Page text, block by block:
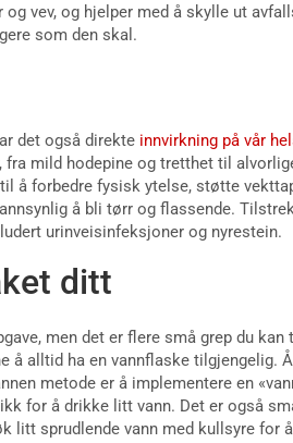
vev, og hjelper med å skylle ut
som den skal.
det også direkte innvirkning på vår
mild hodepine og tretthet til
å forbedre fysisk ytelse, støtte
å bli tørr og flassende.
urinveisinfeksjoner og nyrestein.
ditt
men det er flere små grep du
å alltid ha en vannflaske tilgjengelig.
metode er å implementere en
for å drikke litt vann. Det er også
sprudlende vann med kullsyre for